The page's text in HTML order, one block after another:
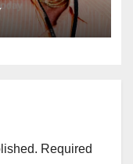
Required